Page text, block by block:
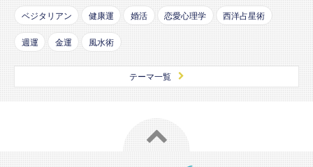
ベジタリアン 健康運 婚活 恋愛心理学 西洋占星術
週運 金運 風水術
テーマ一覧